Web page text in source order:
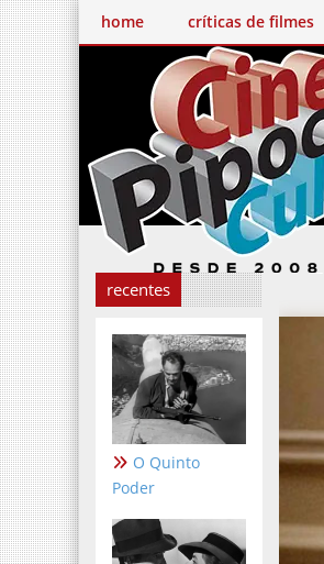
home críticas de filmes
recentes
O Quinto
Poder